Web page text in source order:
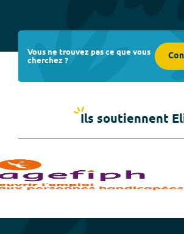
Vous ne trouvez pas ce que vous
cherchez ?
Ils soutiennent